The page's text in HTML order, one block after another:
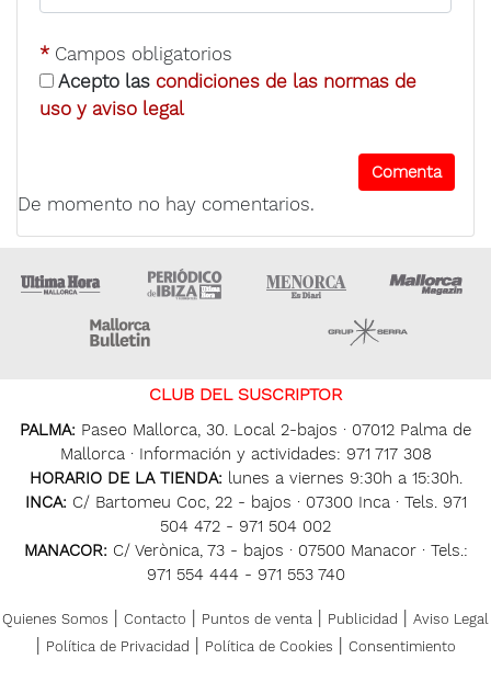
* Campos obligatorios
Acepto las condiciones de las normas de
uso y aviso legal
De momento no hay comentarios.
Ultima Hora Ultima hora Ibiza Menorca • Es Diari
CLUB DEL SUSCRIPTOR
PALMA: Paseo Mallorca, 30. Local 2-bajos · 07012 Palma de
Mallorca · Información y actividades: 971 717 308
HORARIO DE LA TIENDA: lunes a viernes 9:30h a 15:30h.
INCA: C/ Bartomeu Coc, 22 - bajos · 07300 Inca · Tels. 971
504 472 - 971 504 002
MANACOR: C/ Verònica, 73 - bajos · 07500 Manacor · Tels.:
971 554 444 - 971 553 740
Quienes Somos Contacto Puntos de venta Publicidad Aviso Legal
Política de Privacidad Política de Cookies Consentimiento